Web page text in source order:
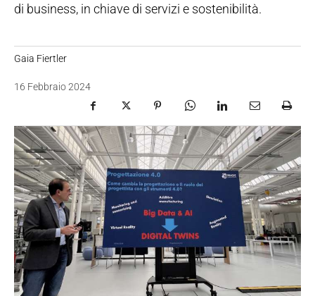
di business, in chiave di servizi e sostenibilità.
Gaia Fiertler
16 Febbraio 2024